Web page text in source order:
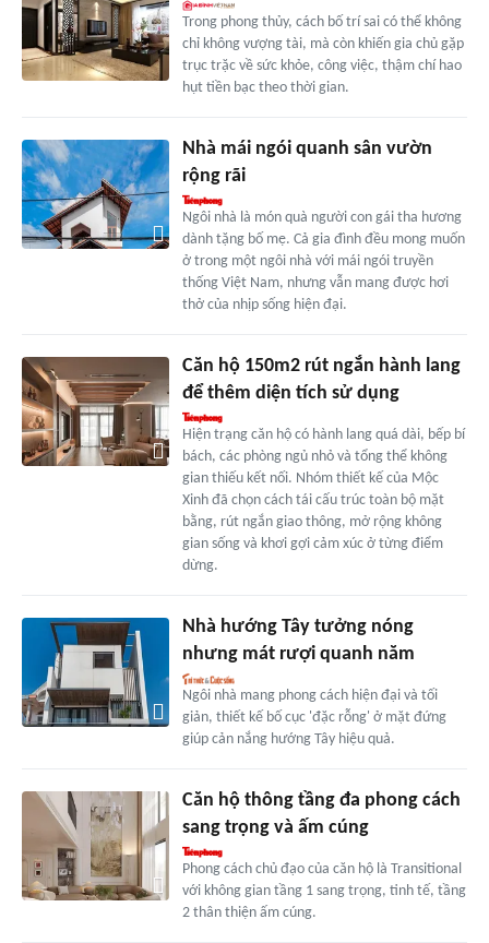
Trong phong thủy, cách bố trí sai có thể không
chỉ không vượng tài, mà còn khiến gia chủ gặp
trục trặc về sức khỏe, công việc, thậm chí hao
hụt tiền bạc theo thời gian.
Nhà mái ngói quanh sân vườn
rộng rãi
Ngôi nhà là món quà người con gái tha hương
dành tặng bố mẹ. Cả gia đình đều mong muốn
ở trong một ngôi nhà với mái ngói truyền
thống Việt Nam, nhưng vẫn mang được hơi
thở của nhịp sống hiện đại.
Căn hộ 150m2 rút ngắn hành lang
để thêm diện tích sử dụng
Hiện trạng căn hộ có hành lang quá dài, bếp bí
bách, các phòng ngủ nhỏ và tổng thể không
gian thiếu kết nối. Nhóm thiết kế của Mộc
Xinh đã chọn cách tái cấu trúc toàn bộ mặt
bằng, rút ngắn giao thông, mở rộng không
gian sống và khơi gợi cảm xúc ở từng điểm
dừng.
Nhà hướng Tây tưởng nóng
nhưng mát rượi quanh năm
Ngôi nhà mang phong cách hiện đại và tối
giản, thiết kế bố cục 'đặc rỗng' ở mặt đứng
giúp cản nắng hướng Tây hiệu quả.
Căn hộ thông tầng đa phong cách
sang trọng và ấm cúng
Phong cách chủ đạo của căn hộ là Transitional
với không gian tầng 1 sang trọng, tinh tế, tầng
2 thân thiện ấm cúng.